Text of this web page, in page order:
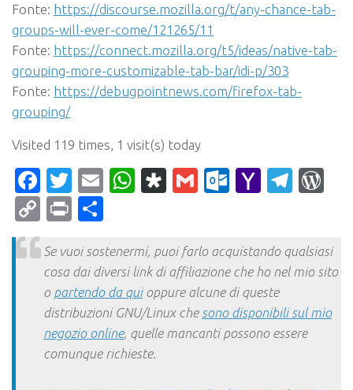
Fonte: https://discourse.mozilla.org/t/any-chance-tab-
groups-will-ever-come/121265/11
Fonte: https://connect.mozilla.org/t5/ideas/native-tab-
grouping-more-customizable-tab-bar/idi-p/303
Fonte: https://debugpointnews.com/firefox-tab-
grouping/
Visited 119 times, 1 visit(s) today
Facebook
Twitter
EmailWhatsApp
Diaspora
Gmail Yahoo
CopyPrint
Se vuoi sostenermi, puoi farlo acquistando qualsiasi
cosa dai diversi link di affiliazione che ho nel mio sito
o partendo da quioppure alcune di queste
distribuzioni GNU/Linux che sono disponibili sul mio
negozio online, quelle mancanti possono essere
comunque richieste.